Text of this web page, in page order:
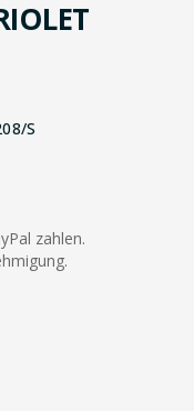
S
zahlen.